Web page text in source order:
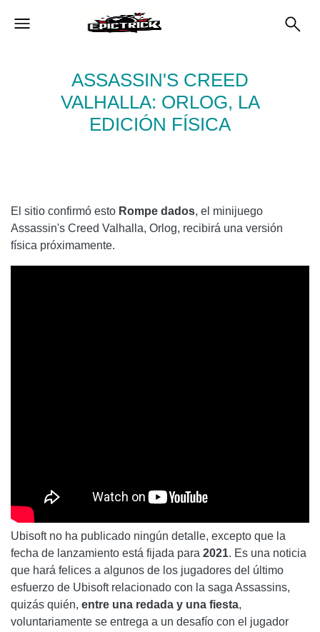
ASSASSIN'S CREED
VALHALLA: ORLOG, LA
EDICIÓN FÍSICA
El sitio confirmó esto Rompe dados, el minijuego
Assassin's Creed Valhalla, Orlog, recibirá una versión
física próximamente.
Ubisoft no ha publicado ningún detalle, excepto que la
fecha de lanzamiento está fijada para 2021. Es una noticia
que hará felices a algunos de los jugadores del último
esfuerzo de Ubisoft relacionado con la saga Assassins,
quizás quién, entre una redada y una fiesta,
voluntariamente se entrega a un desafío con el jugador